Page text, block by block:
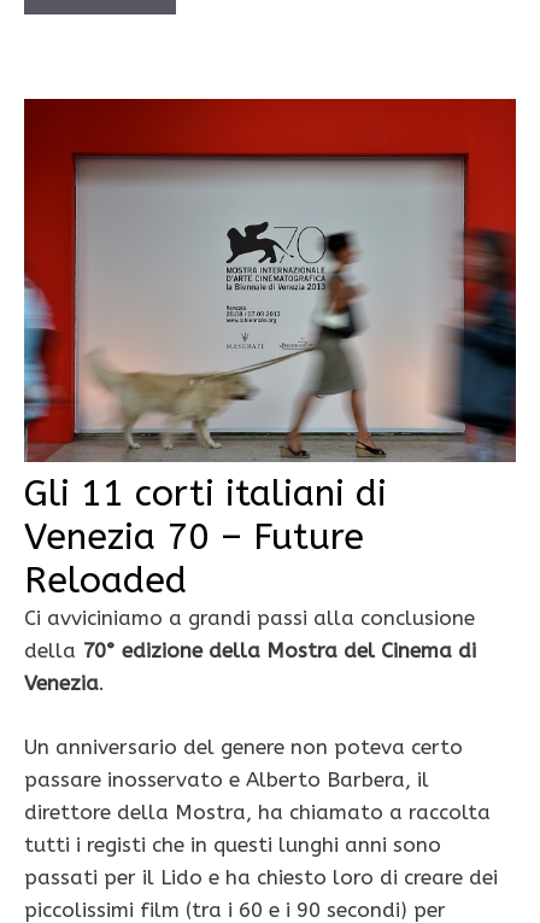
Gli 11 corti italiani di
Venezia 70 – Future
Reloaded
Ci avviciniamo a grandi passi alla conclusione
della 70° edizione della Mostra del Cinema di
Venezia.
Un anniversario del genere non poteva certo
passare inosservato e Alberto Barbera, il
direttore della Mostra, ha chiamato a raccolta
tutti i registi che in questi lunghi anni sono
passati per il Lido e ha chiesto loro di creare dei
piccolissimi film (tra i 60 e i 90 secondi) per